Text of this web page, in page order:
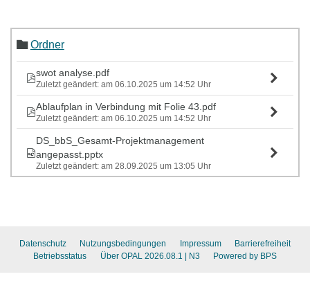
Ordner
swot analyse.pdf
Zuletzt geändert: am 06.10.2025 um 14:52 Uhr
Ablaufplan in Verbindung mit Folie 43.pdf
Zuletzt geändert: am 06.10.2025 um 14:52 Uhr
DS_bbS_Gesamt-Projektmanagement
angepasst.pptx
Zuletzt geändert: am 28.09.2025 um 13:05 Uhr
Datenschutz Nutzungsbedingungen Impressum
Barrierefreiheit
Betriebsstatus
Über OPAL 2026.08.1 | N3 Powered by BPS